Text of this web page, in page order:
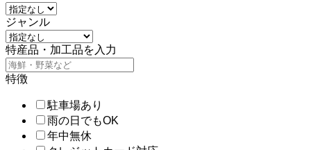
ジャンル
特産品・加工品を入力
特徴
駐車場あり
雨の日でもOK
年中無休